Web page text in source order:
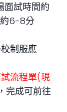
面試時間約
6-8分
制服應
流程單(現
，完成可前往